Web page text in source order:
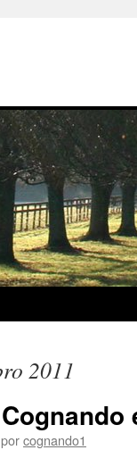
2011
porcognando1